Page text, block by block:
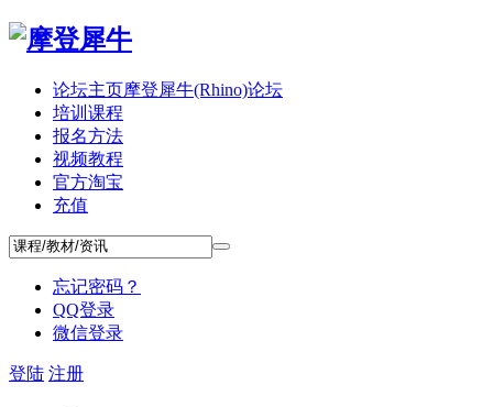
论坛主页摩登犀牛(Rhino)论坛
培训课程
报名方法
视频教程
官方淘宝
充值
忘记密码？
QQ登录
微信登录
登陆 注册